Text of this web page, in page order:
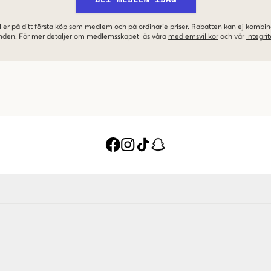
på ditt första köp som medlem och på ordinarie priser. Rabatten kan ej
För mer detaljer om medlemsskapet läs våra medlemsvillkor och vår